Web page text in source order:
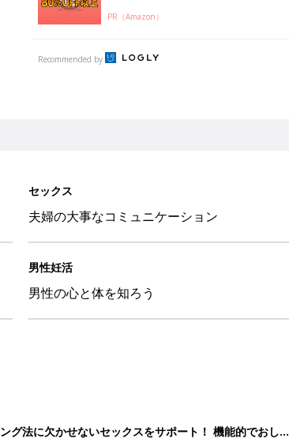
PR（Amazon）
Recommended by
セックス
夫婦の大事なコミュニケーション
男性妊活
男性の心と体を知ろう
グ法に欠かせないセックスをサポート！ 機能的でおしゃ